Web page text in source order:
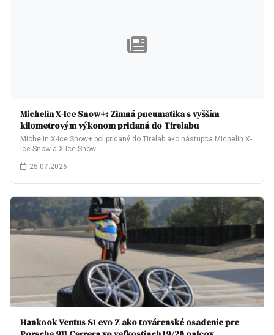
Michelin X-Ice Snow+: Zimná pneumatika s vyšším
kilometrovým výkonom pridaná do Tirelabu
Michelin X-Ice Snow+ bol pridaný do Tirelab ako nástupca Michelin X-
Ice Snow a X-Ice Snow…
25.07.2026
Hankook Ventus S1 evo Z ako továrenské osadenie pre